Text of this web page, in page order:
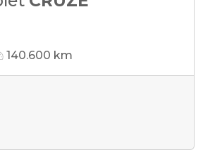
140.600 km